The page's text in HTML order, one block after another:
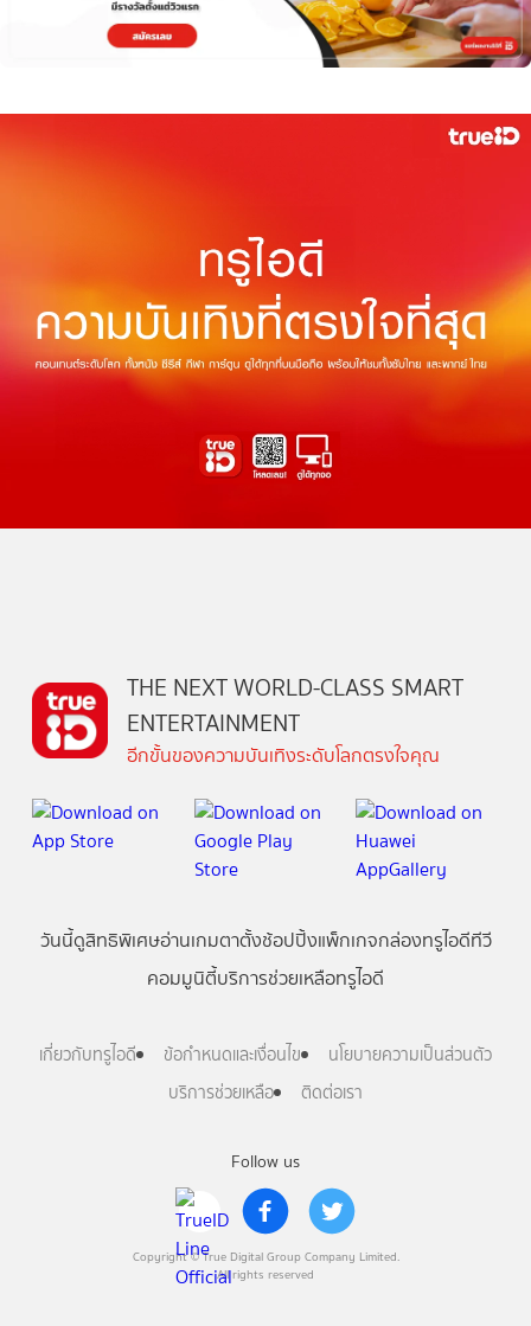
Follow us
Copyright © True Digital Group Company Limited.
All rights reserved
THE NEXT WORLD-CLASS SMART
ENTERTAINMENT
อีกขั้นของความบันเทิงระดับโลกตรงใจคุณ
วันนี้ดูสิทธิพิเศษอ่านเกมตาตั้งช้อปปิ้งแพ็กเกจกล่องทรูไอดีทีวี
คอมมูนิตี้บริการช่วยเหลือทรูไอดี
เกี่ยวกับทรูไอดี ข้อกำหนดและเงื่อนไข
นโยบายความเป็นส่วนตัว
บริการช่วยเหลือ
ติดต่อเรา